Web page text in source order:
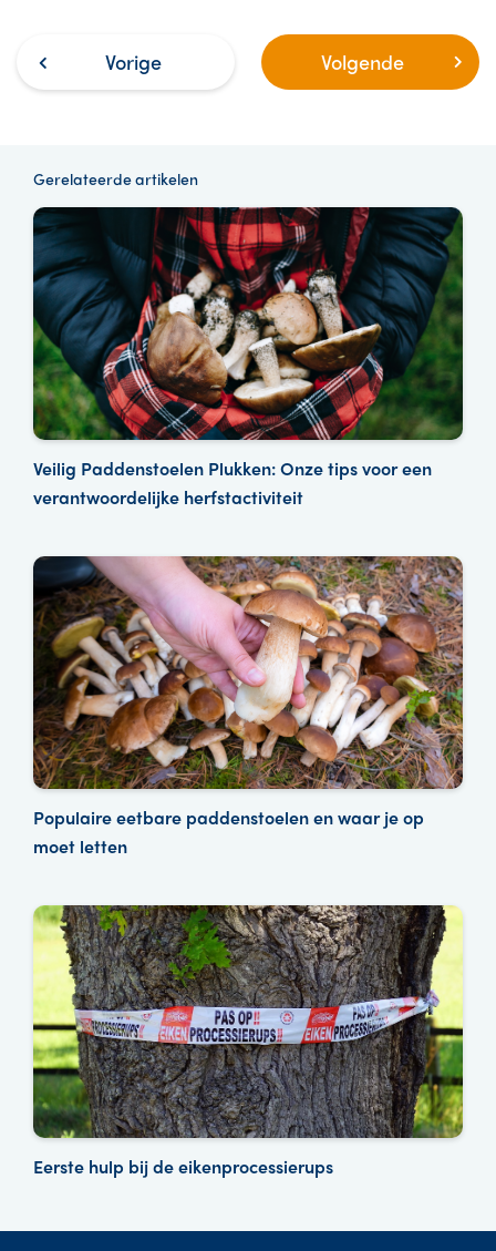
Vorige Volgende
Gerelateerde artikelen
Veilig Paddenstoelen Plukken: Onze tips voor een
verantwoordelijke herfstactiviteit
Populaire eetbare paddenstoelen en waar je op
moet letten
Eerste hulp bij de eikenprocessierups